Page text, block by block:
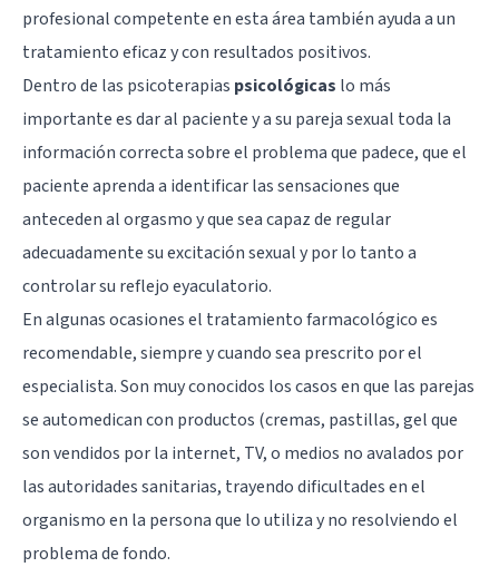
profesional competente en esta área también ayuda a un
tratamiento eficaz y con resultados positivos.
Dentro de las psicoterapias psicológicas lo más
importante es dar al paciente y a su pareja sexual toda la
información correcta sobre el problema que padece, que el
paciente aprenda a identificar las sensaciones que
anteceden al orgasmo y que sea capaz de regular
adecuadamente su excitación sexual y por lo tanto a
controlar su reflejo eyaculatorio.
En algunas ocasiones el tratamiento farmacológico es
recomendable, siempre y cuando sea prescrito por el
especialista. Son muy conocidos los casos en que las parejas
se automedican con productos (cremas, pastillas, gel que
son vendidos por la internet, TV, o medios no avalados por
las autoridades sanitarias, trayendo dificultades en el
organismo en la persona que lo utiliza y no resolviendo el
problema de fondo.